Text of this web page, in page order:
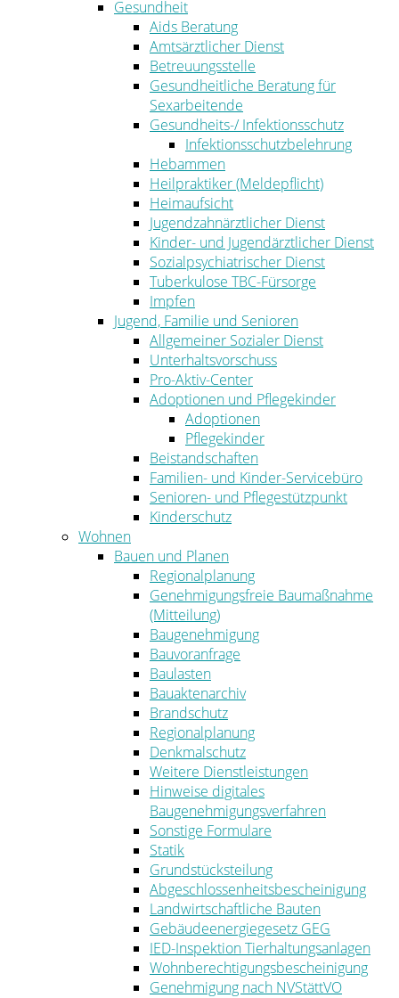
Gesundheit
Aids Beratung
Amtsärztlicher Dienst
Betreuungsstelle
Gesundheitliche Beratung für
Sexarbeitende
Gesundheits-/ Infektionsschutz
Infektionsschutzbelehrung
Hebammen
Heilpraktiker (Meldepflicht)
Heimaufsicht
Jugendzahnärztlicher Dienst
Kinder- und Jugendärztlicher Dienst
Sozialpsychiatrischer Dienst
Tuberkulose TBC-Fürsorge
Impfen
Jugend, Familie und Senioren
Allgemeiner Sozialer Dienst
Unterhaltsvorschuss
Pro-Aktiv-Center
Adoptionen und Pflegekinder
Adoptionen
Pflegekinder
Beistandschaften
Familien- und Kinder-Servicebüro
Senioren- und Pflegestützpunkt
Kinderschutz
Wohnen
Bauen und Planen
Regionalplanung
Genehmigungsfreie Baumaßnahme
(Mitteilung)
Baugenehmigung
Bauvoranfrage
Baulasten
Bauaktenarchiv
Brandschutz
Regionalplanung
Denkmalschutz
Weitere Dienstleistungen
Hinweise digitales
Baugenehmigungsverfahren
Sonstige Formulare
Statik
Grundstücksteilung
Abgeschlossenheitsbescheinigung
Landwirtschaftliche Bauten
Gebäudeenergiegesetz GEG
IED-Inspektion Tierhaltungsanlagen
Wohnberechtigungsbescheinigung
Genehmigung nach NVStättVO